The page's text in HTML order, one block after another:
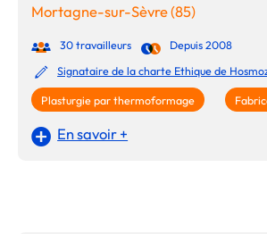
Mortagne-sur-Sèvre (85)
30 travailleurs
Depuis 2008
Signataire de la charte Ethique de
Plasturgie par thermoformage
En savoir +